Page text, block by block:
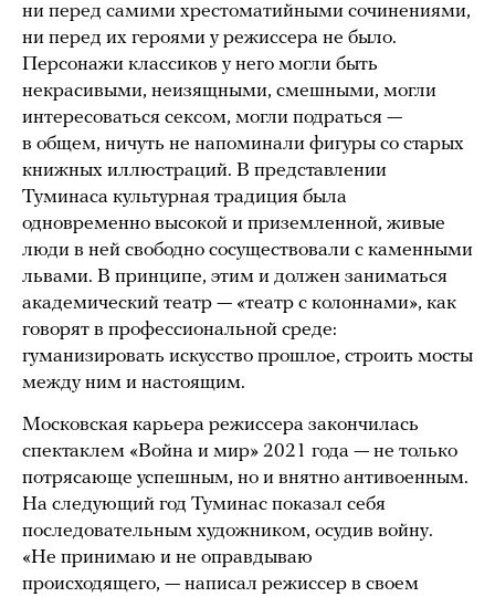
ни перед самими хрестоматийными сочинениями,
ни перед их героями у режиссера не было.
Персонажи классиков у него могли быть
некрасивыми, неизящными, смешными, могли
интересоваться сексом, могли подраться —
в общем, ничуть не напоминали фигуры со старых
книжных иллюстраций. В представлении
Туминаса культурная традиция была
одновременно высокой и приземленной, живые
люди в ней свободно сосуществовали с каменными
львами. В принципе, этим и должен заниматься
академический театр — «театр с колоннами», как
говорят в профессиональной среде:
гуманизировать искусство прошлое, строить мосты
между ним и настоящим.
Московская карьера режиссера закончилась
спектаклем «Война и мир» 2021 года — не только
потрясающе успешным, но и внятно антивоенным.
На следующий год Туминас показал себя
последовательным художником, осудив войну.
«Не принимаю и не оправдываю
происходящего, — написал режиссер в своем